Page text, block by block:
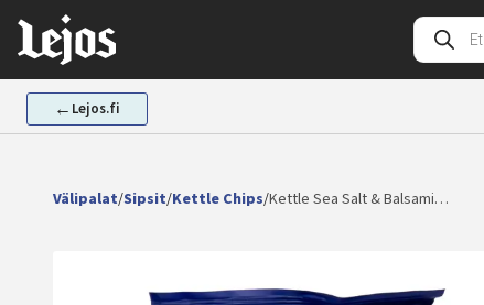
sisältöön
Tuotehaku
← Lejos.fi
Välipalat/Sipsit/Kettle Chips/Kettle Sea Salt & Balsami…